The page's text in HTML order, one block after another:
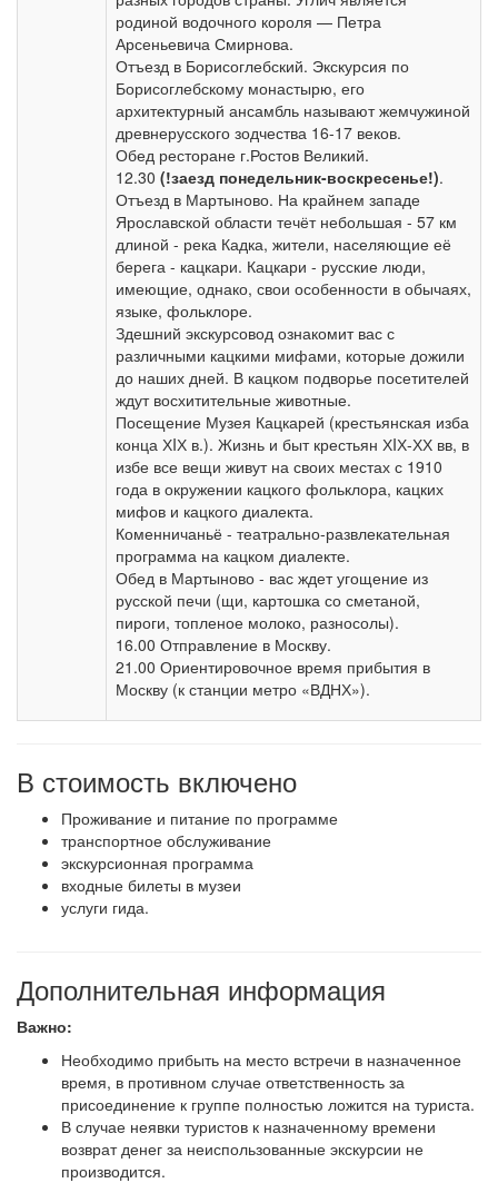
родиной водочного короля — Петра
Арсеньевича Смирнова.
Отъезд в Борисоглебский. Экскурсия по
Борисоглебскому монастырю, его
архитектурный ансамбль называют жемчужиной
древнерусского зодчества 16-17 веков.
Обед ресторане г.Ростов Великий.
12.30 (!заезд понедельник-воскресенье!).
Отъезд в Мартыново. На крайнем западе
Ярославской области течёт небольшая - 57 км
длиной - река Кадка, жители, населяющие её
берега - кацкари. Кацкари - русские люди,
имеющие, однако, свои особенности в обычаях,
языке, фольклоре.
Здешний экскурсовод ознакомит вас с
различными кацкими мифами, которые дожили
до наших дней. В кацком подворье посетителей
ждут восхитительные животные.
Посещение Музея Кацкарей (крестьянская изба
конца ХIХ в.). Жизнь и быт крестьян ХIХ-ХХ вв, в
избе все вещи живут на своих местах с 1910
года в окружении кацкого фольклора, кацких
мифов и кацкого диалекта.
Коменничаньё - театрально-развлекательная
программа на кацком диалекте.
Обед в Мартыново - вас ждет угощение из
русской печи (щи, картошка со сметаной,
пироги, топленое молоко, разносолы).
16.00 Отправление в Москву.
21.00 Ориентировочное время прибытия в
Москву (к станции метро «ВДНХ»).
В стоимость включено
Проживание и питание по программе
транспортное обслуживание
экскурсионная программа
входные билеты в музеи
услуги гида.
Дополнительная информация
Важно:
Необходимо прибыть на место встречи в назначенное
время, в противном случае ответственность за
присоединение к группе полностью ложится на туриста.
В случае неявки туристов к назначенному времени
возврат денег за неиспользованные экскурсии не
производится.